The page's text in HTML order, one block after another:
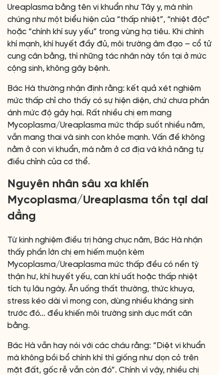
Ureaplasma bằng tên vi khuẩn như Tây y, mà nhìn
chúng như một biểu hiện của “thấp nhiệt”, “nhiệt độc”
hoặc “chính khí suy yếu” trong vùng hạ tiêu. Khi chính
khí mạnh, khí huyết đầy đủ, môi trường âm đạo – cổ tử
cung cân bằng, thì những tác nhân này tồn tại ở mức
cộng sinh, không gây bệnh.
Bác Hà thường nhận định rằng: kết quả xét nghiệm
mức thấp chỉ cho thấy có sự hiện diện, chứ chưa phản
ánh mức độ gây hại. Rất nhiều chị em mang
Mycoplasma/Ureaplasma mức thấp suốt nhiều năm,
vẫn mang thai và sinh con khỏe mạnh. Vấn đề không
nằm ở con vi khuẩn, mà nằm ở cơ địa và khả năng tự
điều chỉnh của cơ thể.
Nguyên nhân sâu xa khiến
Mycoplasma/Ureaplasma tồn tại dai
dẳng
Từ kinh nghiệm điều trị hàng chục năm, Bác Hà nhận
thấy phần lớn chị em hiếm muộn kèm
Mycoplasma/Ureaplasma mức thấp đều có nền tỳ
thận hư, khí huyết yếu, can khí uất hoặc thấp nhiệt
tích tụ lâu ngày. Ăn uống thất thường, thức khuya,
stress kéo dài vì mong con, dùng nhiều kháng sinh
trước đó… đều khiến môi trường sinh dục mất cân
bằng.
Bác Hà vẫn hay nói với các cháu rằng: “Diệt vi khuẩn
mà không bồi bổ chính khí thì giống như dọn cỏ trên
mặt đất, gốc rễ vẫn còn đó”. Chính vì vậy, nhiều chị